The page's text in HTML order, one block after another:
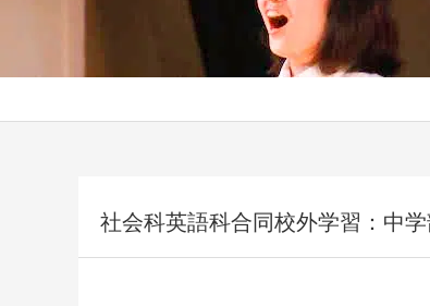
社会科英語科合同校外学習：中